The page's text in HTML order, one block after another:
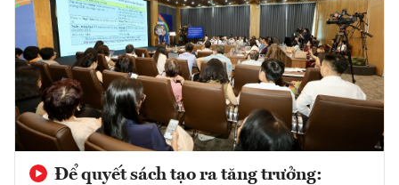
Để quyết sách tạo ra tăng trưởng: